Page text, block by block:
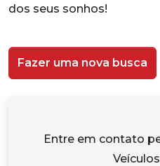
dos seus sonhos!
Fazer uma nova busca
Entre em contato